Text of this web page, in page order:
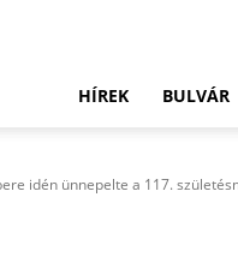
HÍREK BULVÁR
idén ünnepelte a 117.